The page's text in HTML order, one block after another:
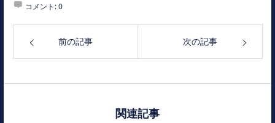
コメント:0
前の記事 次の記事
関連記事